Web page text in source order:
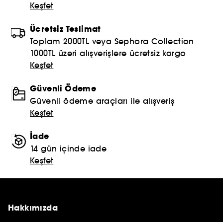
Keşfet
Ücretsiz Teslimat
Toplam 2000TL veya Sephora Collection
1000TL üzeri alışverişlere ücretsiz kargo
Keşfet
Güvenli Ödeme
Güvenli ödeme araçları ile alışveriş
Keşfet
İade
14 gün içinde iade
Keşfet
Hakkımızda